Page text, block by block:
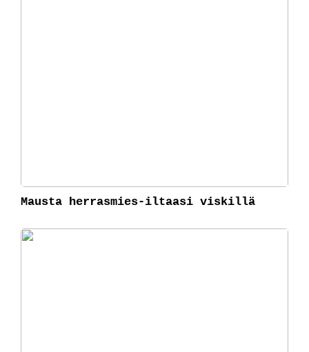
Mausta herrasmies-iltaasi viskillä